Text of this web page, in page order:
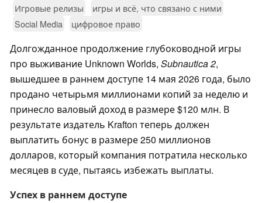
Игровые релизы
игры и всё, что связано с ними
Social Media
цифровое право
Долгожданное продолжение глубоководной игры
про выживание Unknown Worlds, Subnautica 2,
вышедшее в раннем доступе 14 мая 2026 года, было
продано четырьмя миллионами копий за неделю и
принесло валовый доход в размере $120 млн. В
результате издатель Krafton теперь должен
выплатить бонус в размере 250 миллионов
долларов, который компания потратила несколько
месяцев в суде, пытаясь избежать выплаты.
Успех в раннем доступе